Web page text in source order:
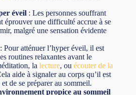
éveil : Les personnes souffrant
éprouver une difficulté accrue à se
malgré une sensation évidente
: Pour atténuer l’hyper éveil, il est
routines relaxantes avant le
la lecture, ou écouter de la
aide à signaler au corps qu’il est
de se préparer au sommeil.
propice au sommeil